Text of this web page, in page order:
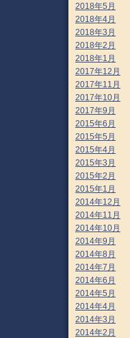
2018年5月
2018年4月
2018年3月
2018年2月
2018年1月
2017年12月
2017年11月
2017年10月
2017年9月
2015年6月
2015年5月
2015年4月
2015年3月
2015年2月
2015年1月
2014年12月
2014年11月
2014年10月
2014年9月
2014年8月
2014年7月
2014年6月
2014年5月
2014年4月
2014年3月
2014年2月